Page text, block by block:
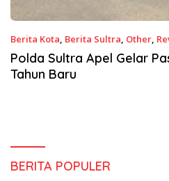
Berita Kota, Berita Sultra, Other,
Polda Sultra Apel Gelar
Tahun Baru
BERITA POPULER